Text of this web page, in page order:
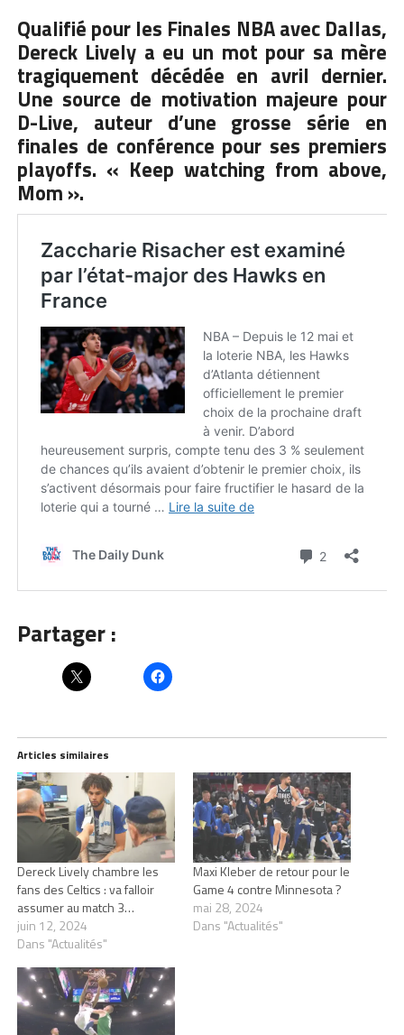
Qualifié pour les Finales NBA avec Dallas,
Dereck Lively a eu un mot pour sa mère
tragiquement décédée en avril dernier.
Une source de motivation majeure pour
D-Live, auteur d’une grosse série en
finales de conférence pour ses premiers
playoffs. « Keep watching from above,
Mom ».
Partager :
Articles similaires
Dereck Lively chambre les
fans des Celtics : va falloir
assumer au match 3…
juin 12, 2024
Dans "Actualités"
Maxi Kleber de retour pour le
Game 4 contre Minnesota ?
mai 28, 2024
Dans "Actualités"